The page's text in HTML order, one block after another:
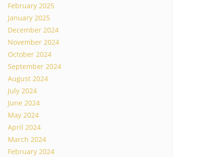
February 2025
January 2025
December 2024
November 2024
October 2024
September 2024
August 2024
July 2024
June 2024
May 2024
April 2024
March 2024
February 2024